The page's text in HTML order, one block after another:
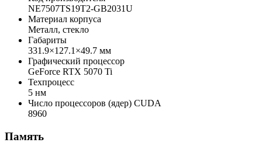
NE7507TS19T2-GB2031U
Материал корпуса
Металл, стекло
Габариты
331.9×127.1×49.7 мм
Графический процессор
GeForce RTX 5070 Ti
Техпроцесс
5 нм
Число процессоров (ядер) CUDA
8960
Память